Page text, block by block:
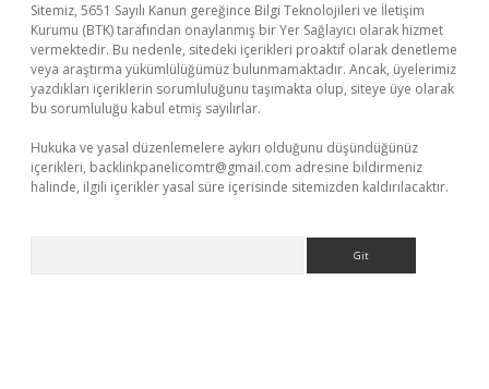
Sitemiz, 5651 Sayılı Kanun gereğince Bilgi Teknolojileri ve İletişim
Kurumu (BTK) tarafından onaylanmış bir Yer Sağlayıcı olarak hizmet
vermektedir. Bu nedenle, sitedeki içerikleri proaktif olarak denetleme
veya araştırma yükümlülüğümüz bulunmamaktadır. Ancak, üyelerimiz
yazdıkları içeriklerin sorumluluğunu taşımakta olup, siteye üye olarak
bu sorumluluğu kabul etmiş sayılırlar.
Hukuka ve yasal düzenlemelere aykırı olduğunu düşündüğünüz
içerikleri, backlinkpanelicomtr@gmail.com adresine bildirmeniz
halinde, ilgili içerikler yasal süre içerisinde sitemizden kaldırılacaktır.